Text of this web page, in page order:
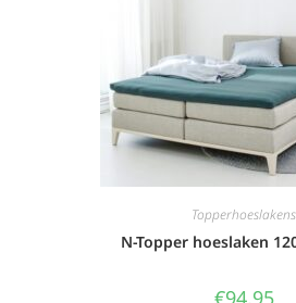
Topperhoeslakens
N-Topper hoeslaken
€94,95